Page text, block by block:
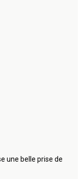
une belle prise de